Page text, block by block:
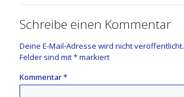
Schreibe einen Kommentar
Deine E-Mail-Adresse wird nicht veröffentlicht.
Felder sind mit*markiert
Kommentar*